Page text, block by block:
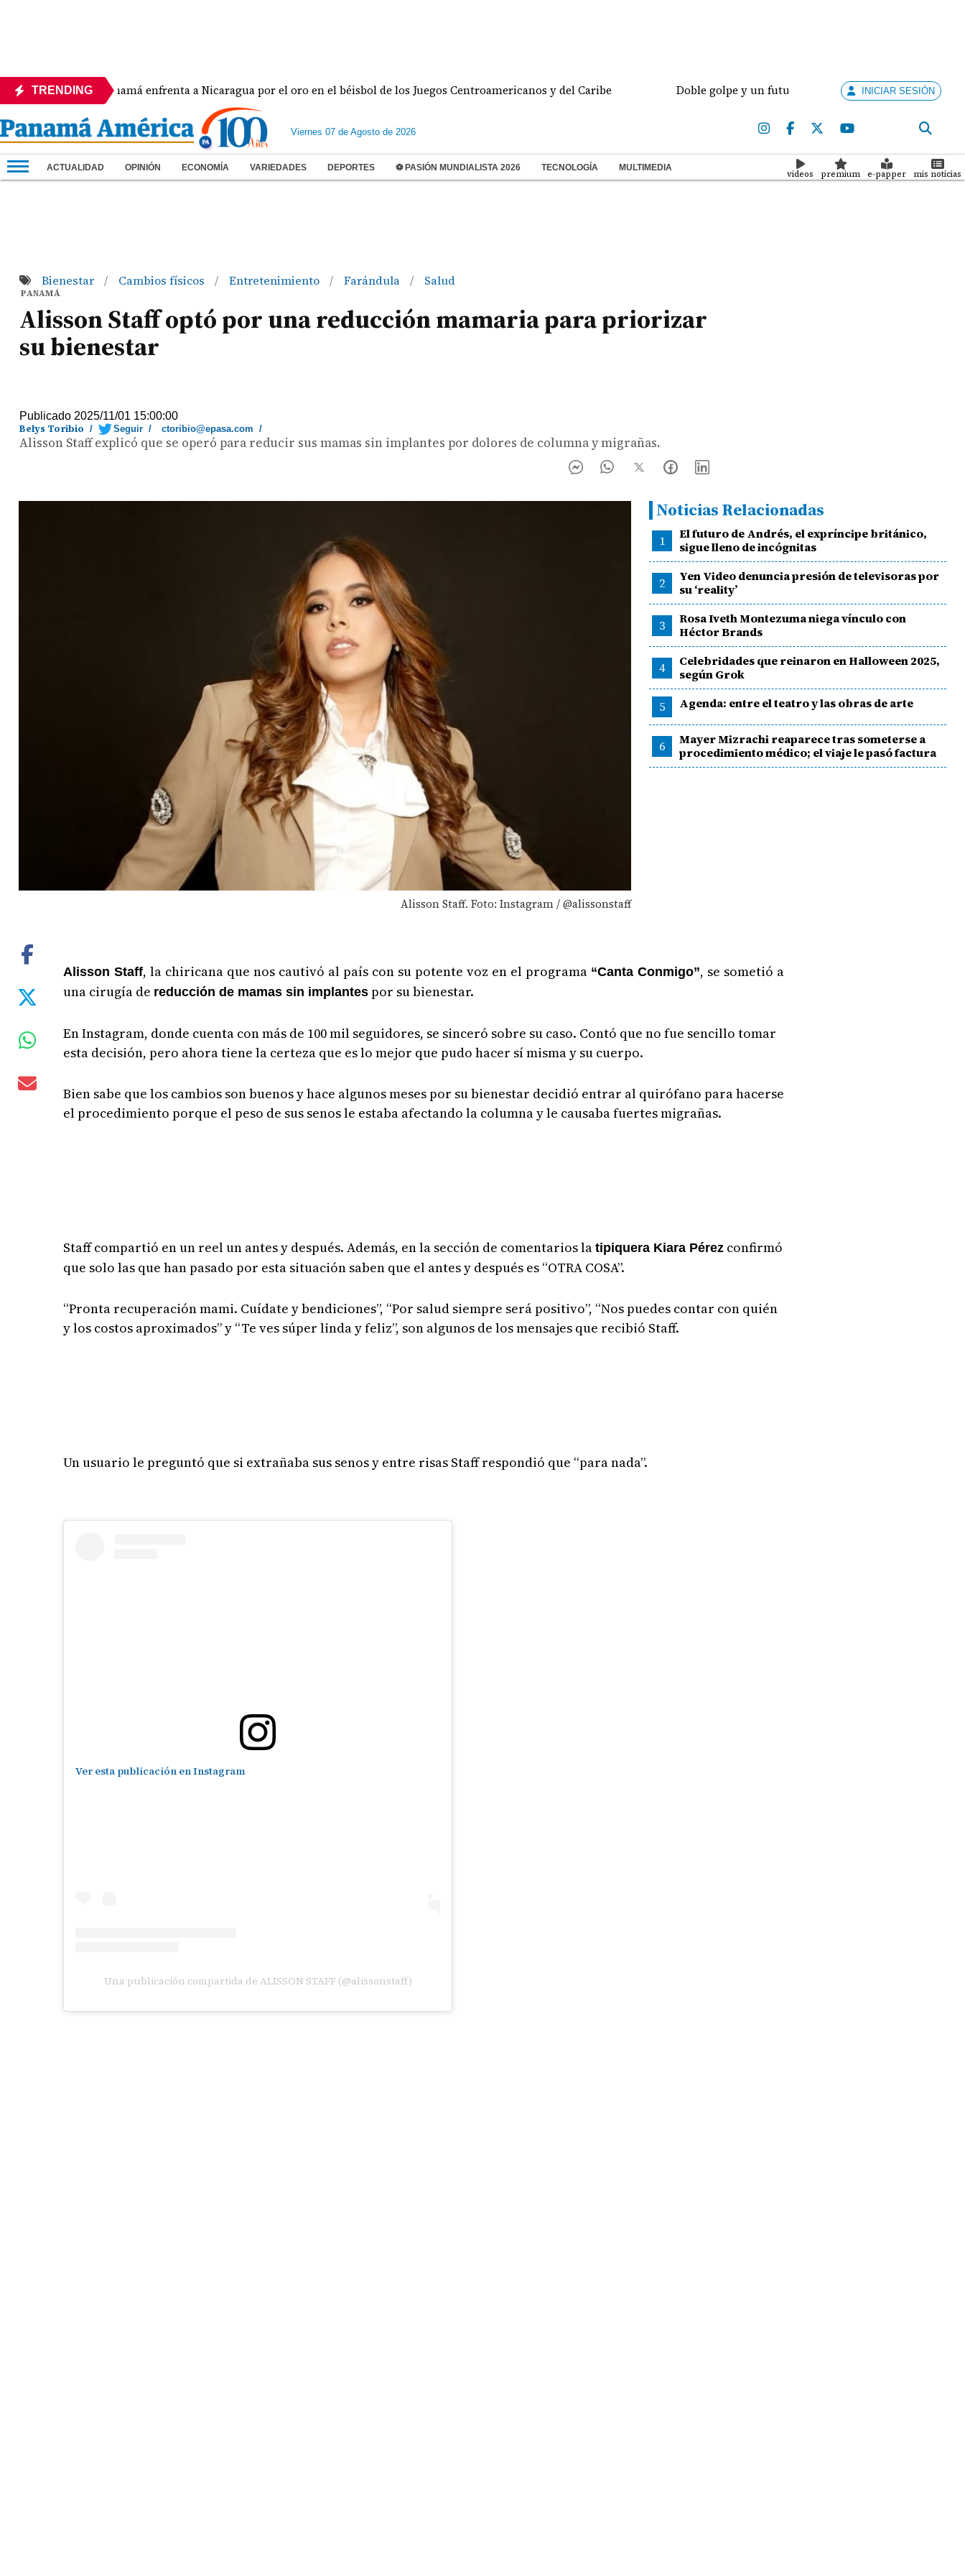
TRENDING
Panamá enfrenta a Nicaragua por el oro en el béisbol de los Juegos Centroamericanos y del Caribe Doble golpe y un futuro por revisar Meduca activa
INICIAR SESIÓN
Viernes 07 de Agosto de 2026
ACTUALIDAD OPINIÓN ECONOMÍA VARIEDADES DEPORTES ⚽ PASIÓN MUNDIALISTA 2026 TECNOLOGÍA MULTIMEDIA
videos premium e-papper mis noticias
Bienestar / Cambios físicos / Entretenimiento / Farándula / Salud
PANAMÁ
Alisson Staff optó por una reducción mamaria para priorizar
su bienestar
Publicado 2025/11/01 15:00:00
Belys Toribio / Seguir / ctoribio@epasa.com /
Alisson Staff explicó que se operó para reducir sus mamas sin implantes por dolores de columna y migrañas.
Alisson Staff. Foto: Instagram / @alissonstaff
Noticias Relacionadas
1
El futuro de Andrés, el expríncipe británico,
sigue lleno de incógnitas
2
Yen Video denuncia presión de televisoras por
su ‘reality’
3
Rosa Iveth Montezuma niega vínculo con
Héctor Brands
4
Celebridades que reinaron en Halloween 2025,
según Grok
5 Agenda: entre el teatro y las obras de arte
6
Mayer Mizrachi reaparece tras someterse a
procedimiento médico; el viaje le pasó factura
Alisson Staff, la chiricana que nos cautivó al país con su potente voz en el programa “Canta Conmigo”, se sometió a
una cirugía de reducción de mamas sin implantes por su bienestar.
En Instagram, donde cuenta con más de 100 mil seguidores, se sinceró sobre su caso. Contó que no fue sencillo tomar
esta decisión, pero ahora tiene la certeza que es lo mejor que pudo hacer sí misma y su cuerpo.
Bien sabe que los cambios son buenos y hace algunos meses por su bienestar decidió entrar al quirófano para hacerse
el procedimiento porque el peso de sus senos le estaba afectando la columna y le causaba fuertes migrañas.
Staff compartió en un reel un antes y después. Además, en la sección de comentarios latipiquera Kiara Pérez confirmó
que solo las que han pasado por esta situación saben que el antes y después es “OTRA COSA”.
“Pronta recuperación mami. Cuídate y bendiciones”, “Por salud siempre será positivo”, “Nos puedes contar con quién
y los costos aproximados” y “Te ves súper linda y feliz”, son algunos de los mensajes que recibió Staff.
Un usuario le preguntó que si extrañaba sus senos y entre risas Staff respondió que “para nada”.
Ver esta publicación en Instagram
Una publicación compartida de ALISSON STAFF (@alissonstaff)